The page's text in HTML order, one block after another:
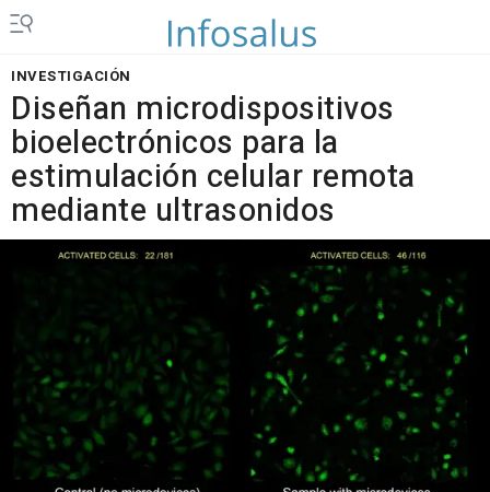
INVESTIGACIÓN
Diseñan microdispositivos
bioelectrónicos para la
estimulación celular remota
mediante ultrasonidos